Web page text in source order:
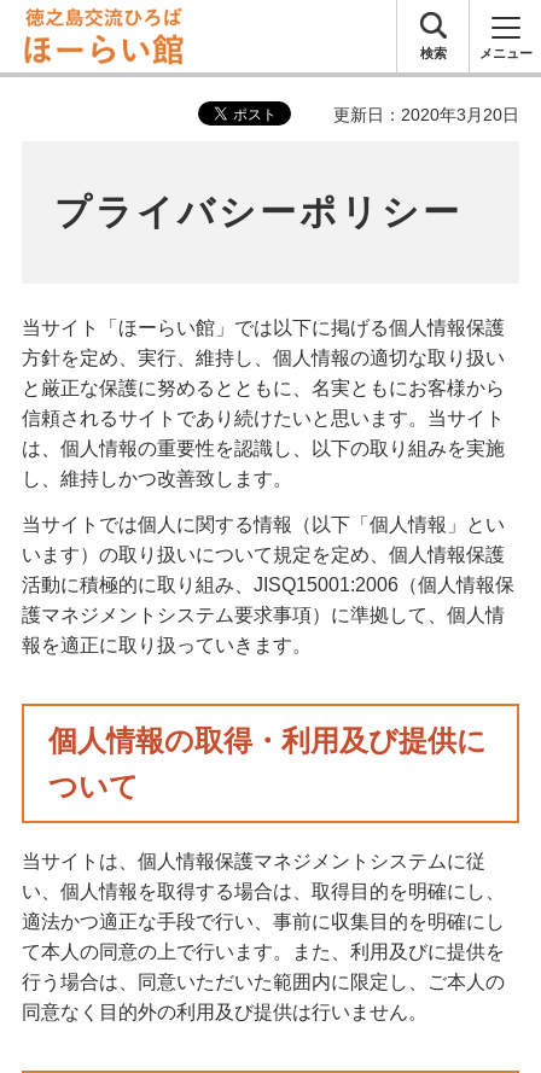
徳之島交流ひ
ろば ほーらい
検索 メニュー
更新日：2020年3月20日
プライバシーポリシー
当サイト「ほーらい館」では以下に掲げる個人情報保護
方針を定め、実行、維持し、個人情報の適切な取り扱い
と厳正な保護に努めるとともに、名実ともにお客様から
信頼されるサイトであり続けたいと思います。当サイト
は、個人情報の重要性を認識し、以下の取り組みを実施
し、維持しかつ改善致します。
当サイトでは個人に関する情報（以下「個人情報」とい
います）の取り扱いについて規定を定め、個人情報保護
活動に積極的に取り組み、JISQ15001:2006（個人情報保
護マネジメントシステム要求事項）に準拠して、個人情
報を適正に取り扱っていきます。
個人情報の取得・利用及び提供に
ついて
当サイトは、個人情報保護マネジメントシステムに従
い、個人情報を取得する場合は、取得目的を明確にし、
適法かつ適正な手段で行い、事前に収集目的を明確にし
て本人の同意の上で行います。また、利用及びに提供を
行う場合は、同意いただいた範囲内に限定し、ご本人の
同意なく目的外の利用及び提供は行いません。